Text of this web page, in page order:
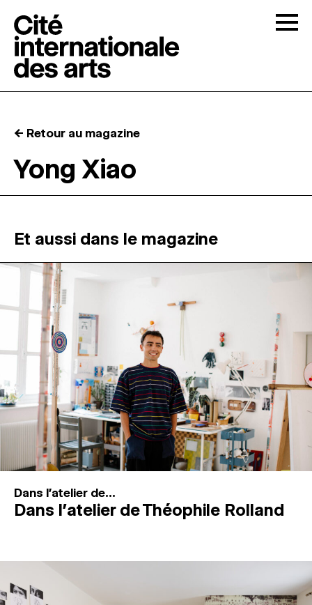
RÉSIDENCES ↓
ATELIERS OUVERTS
PROGRAMMATION
MAGAZINE
ESPACES DE PRATIQUE ARTISTIQUE ↓
Recherche
Connexion
← Retour au magazine
Yong Xiao
Et aussi dans le magazine
Dans l'atelier de...
Dans l’atelier de Théophile Rolland